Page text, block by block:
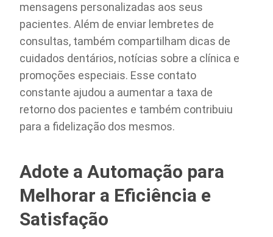
mensagens personalizadas aos seus
pacientes. Além de enviar lembretes de
consultas, também compartilham dicas de
cuidados dentários, notícias sobre a clínica e
promoções especiais. Esse contato
constante ajudou a aumentar a taxa de
retorno dos pacientes e também contribuiu
para a fidelização dos mesmos.
Adote a Automação para
Melhorar a Eficiência e
Satisfação